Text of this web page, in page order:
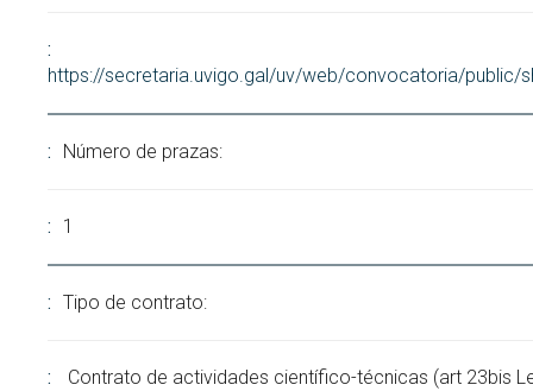
https://secretaria.uvigo.gal/uv/web/convocatoria/public/
Número de prazas:
1
Tipo de contrato:
Contrato de actividades científico-técnicas (art 23bis